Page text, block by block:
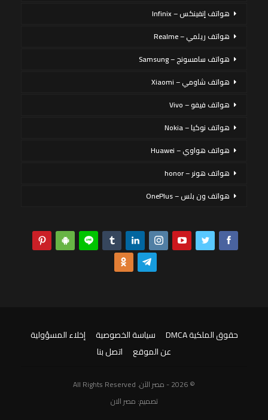
هواتف إنفينكس – Infinix
هواتف ريلمي – Realme
هواتف سامسونج – Samsung
هواتف شاومي – Xiaomi
هواتف فيفو – Vivo
هواتف نوكيا – Nokia
هواتف هواوي – Huawei
هواتف هونر – honor
هواتف ون بلس – OnePlus
حقوق الملكية DMCA سياسة الخصوصية
إخلاء المسؤولية
عن الموقع
اتصل بنا
© 2026 - مصر الآن. All Rights Reserved
تصميم: مصر الان